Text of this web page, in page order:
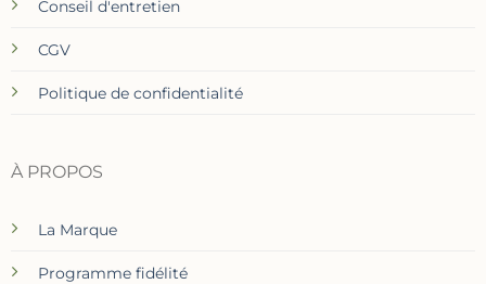
Conseil d'entretien
CGV
Politique de confidentialité
À PROPOS
La Marque
Programme fidélité